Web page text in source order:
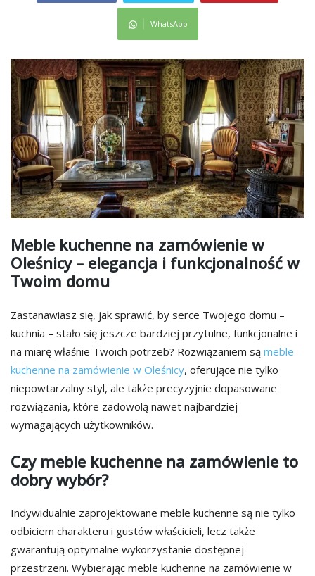
WhatsApp
Meble kuchenne na zamówienie w
Oleśnicy – elegancja i funkcjonalność w
Twoim domu
Zastanawiasz się, jak sprawić, by serce Twojego domu –
kuchnia – stało się jeszcze bardziej przytulne, funkcjonalne i
na miarę właśnie Twoich potrzeb? Rozwiązaniem są meble
kuchenne na zamówienie w Oleśnicy, oferujące nie tylko
niepowtarzalny styl, ale także precyzyjnie dopasowane
rozwiązania, które zadowolą nawet najbardziej
wymagających użytkowników.
Czy meble kuchenne na zamówienie to
dobry wybór?
Indywidualnie zaprojektowane meble kuchenne są nie tylko
odbiciem charakteru i gustów właścicieli, lecz także
gwarantują optymalne wykorzystanie dostępnej
przestrzeni. Wybierając meble kuchenne na zamówienie w